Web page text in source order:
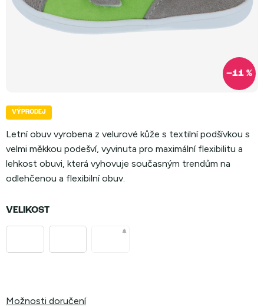
–11 %
VÝPRODEJ
Letní obuv vyrobena z velurové kůže s textilní podšívkou s
velmi měkkou podešví, vyvinuta pro maximální flexibilitu a
lehkost obuvi, která vyhovuje současným trendům na
odlehčenou a flexibilní obuv.
VELIKOST
Možnosti doručení